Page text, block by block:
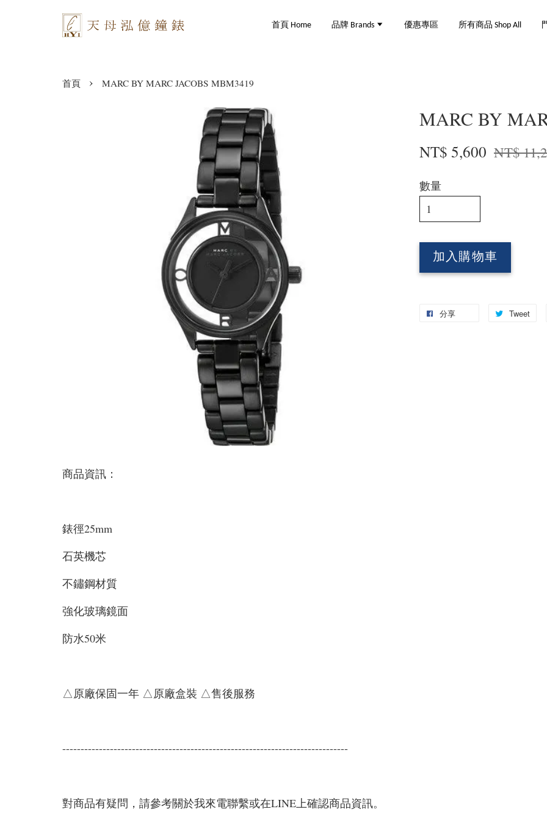
首頁 Home 品牌 Brands 優惠專區 所有商品 Shop All
首頁 › MARC BY MARC JACOBS MBM3419
MARC BY
NT$ 5,600 NT$
數量
加入購物車
分享 Tweet
商品資訊：
錶徑25mm
石英機芯
不鏽鋼材質
強化玻璃鏡面
防水50米
△原廠保固一年 △原廠盒裝 △售後服務
------------------------------------------------------------------------------
對商品有疑問，請參考關於我來電聯繫或在LINE上確認商品資訊。